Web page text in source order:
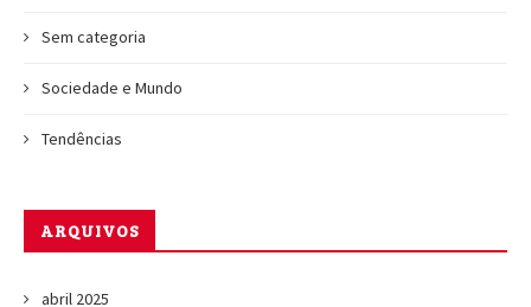
Sem categoria
Sociedade e Mundo
Tendências
ARQUIVOS
abril 2025